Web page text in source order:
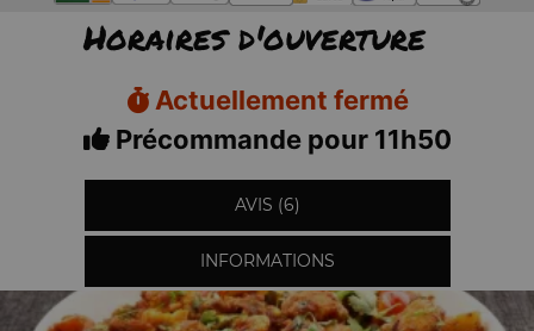
Horaires d'ouverture
Actuellement fermé
Précommande pour 11h50
AVIS (6)
INFORMATIONS